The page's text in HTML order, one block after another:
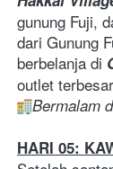
gunung Fuji,
dari Gunung
berbelanja di
outlet
Bermalam
HARI 05: